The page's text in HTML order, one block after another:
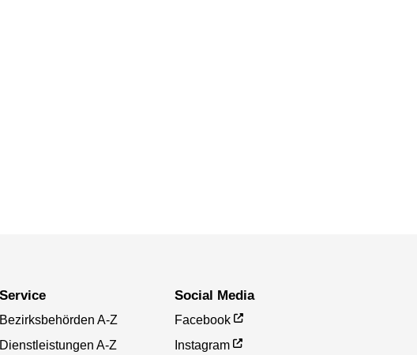
Service
Bezirksbehörden A-Z
Dienstleistungen A-Z
Social Media
Facebook
Instagram